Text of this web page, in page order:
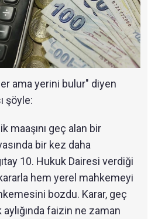
ama yerini bulur" diyen
şöyle:
maaşını geç alan bir
bir kez daha
10. Hukuk Dairesi verdiği
hem yerel mahkemeyi
bozdu. Karar, geç
aylığında faizin ne zaman